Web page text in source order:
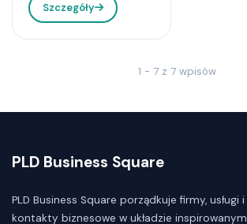
Szczegóły
1 - 7 z 7 wpisów
PLD Business Square
PLD Business Square porządkuje firmy, usługi i
kontakty biznesowe w układzie inspirowanym